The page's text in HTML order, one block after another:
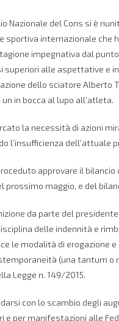
Nazionale del Cons si è
sportiva internazionale che
impegnativa dal
superiori alle aspettative e
dello sciatore Alberto
in bocca al lupo all’atleta.
la necessità di azioni
l’insufficienza dell’attuale
approvare il
prossimo maggio, e del
da parte del
delle indennità e
le modalità di erogazione
(una tantum o
Legge n. 149/2015.
con lo scambio degli
e per manifestazioni alle